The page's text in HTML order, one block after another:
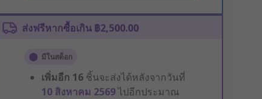
ส่งฟรีหากซื้อเกิน ฿2,500.00
มีในสต็อก
เพิ่มอีก 16 ชิ้นจะส่งได้หลังจากวันที่
10 สิงหาคม 2569ไปอีกประมาณ